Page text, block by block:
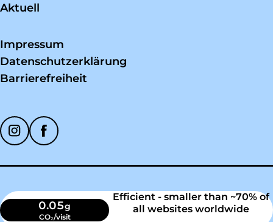
Aktuell
Impressum
Datenschutzerklärung
Barrierefreiheit
Soziale Medien
0.05g
CO₂/visit
Efficient - smaller than ~70% of
all websites worldwide